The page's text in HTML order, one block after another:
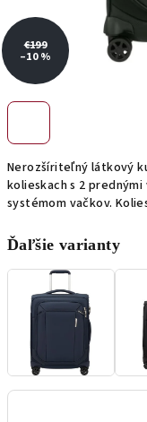
Nerozšíriteľný látkový
kolieskach s 2
systémom vačkov.
Ďaľšie varianty
€199
–10 %